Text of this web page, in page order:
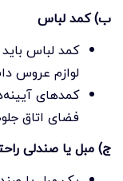
ب) کمد لباس
کمد لباس
لوازم عروس
کمدهای
فضای اتاق
ج) مبل یا صندلی